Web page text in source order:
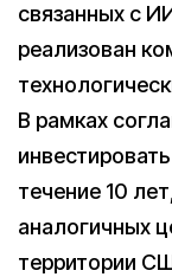
связанных с
реализован
В рамках
течение 10
аналогичных
территории